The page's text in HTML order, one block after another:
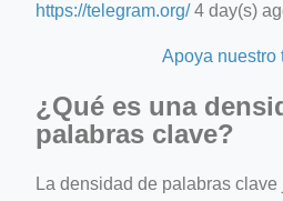
https://telegram.org/4 day(s)
Apoya nuestro
¿Qué es una
palabras clave?
La densidad de palabras clave